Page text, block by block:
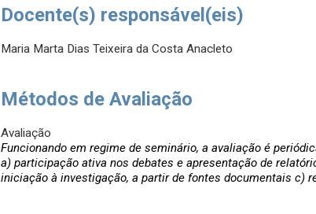
Docente(s) responsável(eis)
Maria Marta Dias Teixeira da Costa Anacleto
Métodos de Avaliação
Avaliação
Funcionando em regime de seminário, a avaliação é
a) participação ativa nos debates e apresentação de
iniciação à investigação, a partir de fontes documentais c)